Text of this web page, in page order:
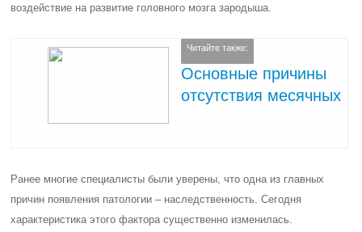
воздействие на развитие головного мозга зародыша.
Читайте также:
Основные причины
отсутствия месячных
Ранее многие специалисты были уверены, что одна из главных
причин появления патологии – наследственность. Сегодня
характеристика этого фактора существенно изменилась.